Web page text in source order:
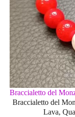
Braccialetto del
Braccialetto del
Lava,